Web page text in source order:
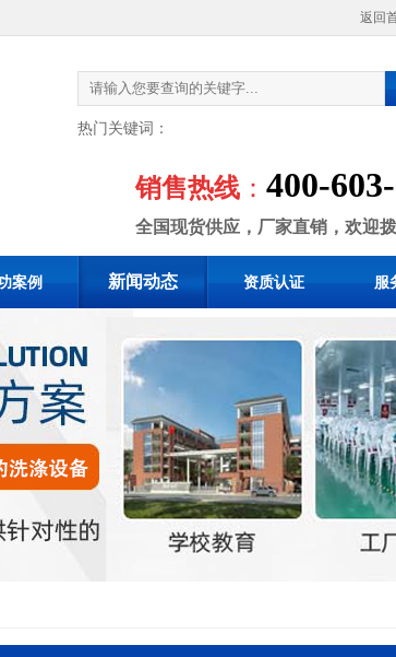
返回
热门关键词：
销售热线 ： 400-
全国现货供应，厂家直销，欢迎
案例 新闻动态 资质认证 服